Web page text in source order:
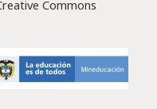
Commons